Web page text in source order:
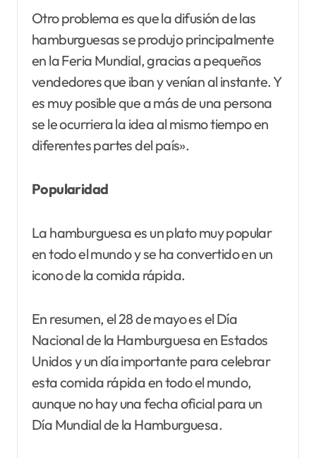
Otro problema es que la difusión de las
hamburguesas se produjo principalmente
en la Feria Mundial, gracias a pequeños
vendedores que iban y venían al instante. Y
es muy posible que a más de una persona
se le ocurriera la idea al mismo tiempo en
diferentes partes del país».
Popularidad
La hamburguesa es un plato muy popular
en todo el mundo y se ha convertido en un
icono de la comida rápida.
En resumen, el 28 de mayo es el Día
Nacional de la Hamburguesa en Estados
Unidos y un día importante para celebrar
esta comida rápida en todo el mundo,
aunque no hay una fecha oficial para un
Día Mundial de la Hamburguesa.